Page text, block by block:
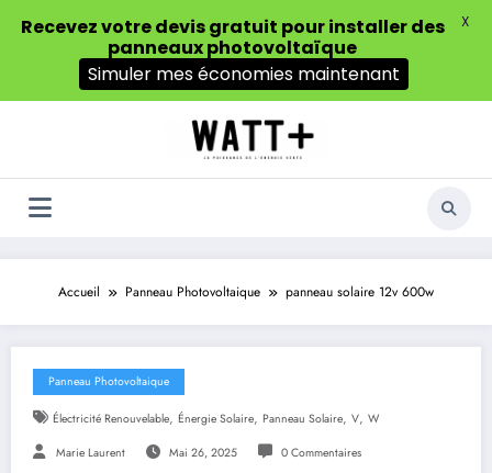
Accueil Panneau Photovoltaique panneau solaire 12v 600w
Panneau Photovoltaique
Électricité Renouvelable, Énergie Solaire, Panneau Solaire, V, W
Marie Laurent Mai 26, 2025 0 Commentaires
Recevez votre devis gratuit pour installer des
panneaux photovoltaïque
Simuler mes économies maintenant
X